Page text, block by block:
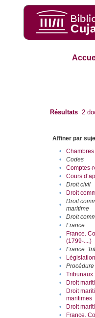
Résultats 2
Affiner par
•
•
Codes
•
Comptes-
•
Cours
•
Droit civil
•
Droit
•
Droit
maritime
• Droit
•
France
•
France.
(1799-....)
• France.
•
Législation
•
•
Tribunaux
•
Droit
•
Droit
maritimes
• Droit
•
France.